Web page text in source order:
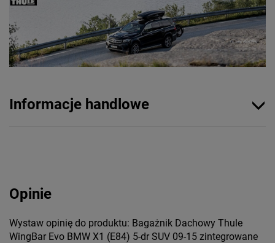
Informacje handlowe
Opinie
Wystaw opinię do produktu: Bagażnik Dachowy Thule
WingBar Evo BMW X1 (E84) 5-dr SUV 09-15 zintegrowane